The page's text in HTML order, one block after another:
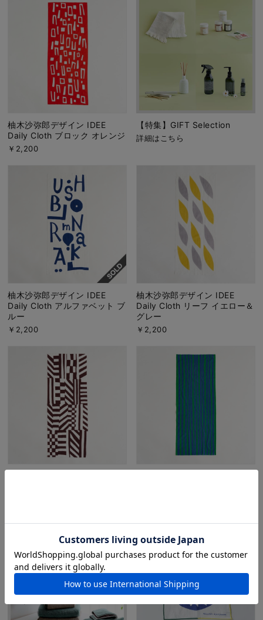
柚木沙弥郎デザイン IDEE
Daily Cloth ブロック オレンジ
￥2,200
【特集】GIFT Selection
詳細はこちら
柚木沙弥郎デザイン IDEE
Daily Cloth アルファベット ブ
ルー
￥2,200
柚木沙弥郎デザイン IDEE
Daily Cloth リーフ イエロー＆
グレー
￥2,200